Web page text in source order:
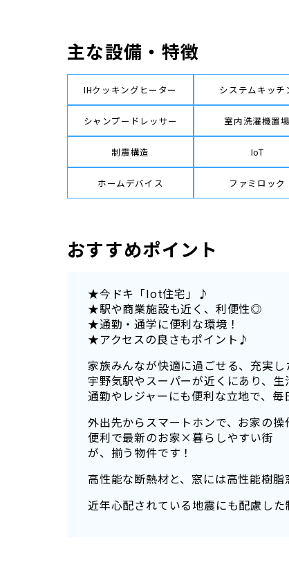
主な設備・特徴
IHクッキングヒーター システムキッチ
シャンプードレッサー 室内洗濯機置場
制震構造 IoT
ホームデバイス ファミロック
おすすめポイント
★今ドキ「Iot住宅」♪
★駅や商業施設も近く、利便性◎
★通勤・通学に便利な環境！
★アクセスの良さもポイント♪
家族みんなが快適に過ごせる、充実し
宇野気駅やスーパーが近くにあり、生
通勤やレジャーにも便利な立地で、
外出先からスマートホンで、お家の操
便利で最新のお家×暮らしやすい街
が、揃う物件です！
高性能な断熱材と、窓には高性能樹
近年心配されている地震にも配慮した